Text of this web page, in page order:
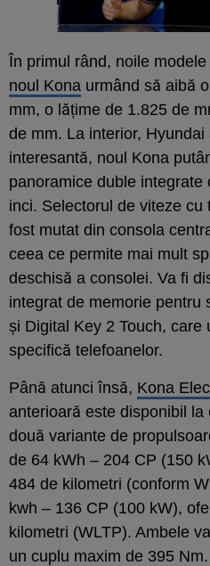
În primul rând, noile
noul Kona urmând să aibă
mm, o lățime de 1.825 de
de mm. La interior,
interesantă, noul Kona
panoramice duble
inci. Selectorul de viteze
fost mutat din consola
ceea ce permite mai mult
deschisă a consolei. Va fi
integrat de memorie pentru
și Digital Key 2 Touch, care
specifică telefoanelor.
Până atunci însă, Kona
anterioară este disponibil
două variante de
de 64 kWh – 204 CP (150
484 de kilometri (conform
kwh – 136 CP (100 kW),
kilometri (WLTP). Ambele
un cuplu maxim de 395